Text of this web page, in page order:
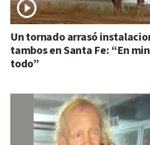
Un tornado arrasó
tambos en Santa Fe: “En
todo”